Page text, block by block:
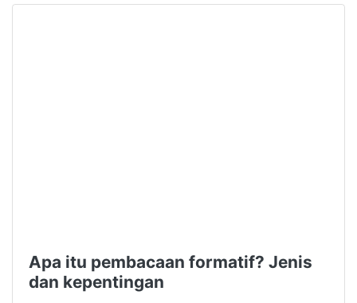
Apa itu pembacaan formatif? Jenis
dan kepentingan